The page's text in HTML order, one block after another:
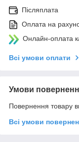
Післяплата
Оплата на
Онлайн-оплата
Всі умови оплати
Умови
Повернення товару
Всі умови